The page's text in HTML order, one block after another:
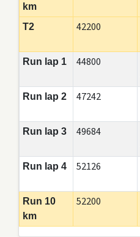
km
T2 42200
Run lap 1 44800
Run lap 2 47242
Run lap 3 49684
Run lap 4 52126
Run 10
km
52200